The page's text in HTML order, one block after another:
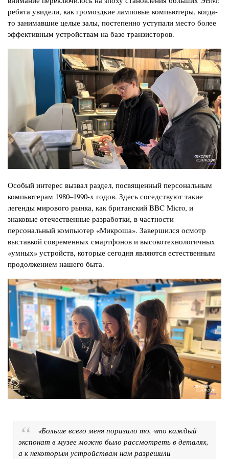
ребята увидели, как громоздкие ламповые компьютеры, когда-
то занимавшие целые залы, постепенно уступали место более
эффективным устройствам на базе транзисторов.
Изображение
Особый интерес вызвал раздел, посвященный персональным
компьютерам 1980–1990-х годов. Здесь соседствуют такие
легенды мирового рынка, как британский BBC Micro, и
знаковые отечественные разработки, в частности
персональный компьютер «Микроша». Завершился осмотр
выставкой современных смартфонов и высокотехнологичных
«умных» устройств, которые сегодня являются естественным
продолжением нашего быта.
Изображение
«Больше всего меня поразило то, что каждый
экспонат в музее можно было рассмотреть в деталях,
а к некоторым устройствам нам разрешили